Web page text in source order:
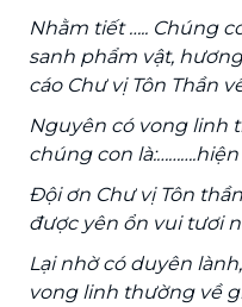
Nhằm tiết ….. Chúng
sanh phẩm vật,
cáo Chư vị Tôn Thần
Nguyên có vong linh
chúng con
Đội ơn Chư vị Tôn
được yên ổn vui tươi
Lại nhờ có duyên
vong linh thường về